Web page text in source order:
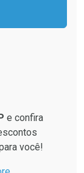
e confira
você!